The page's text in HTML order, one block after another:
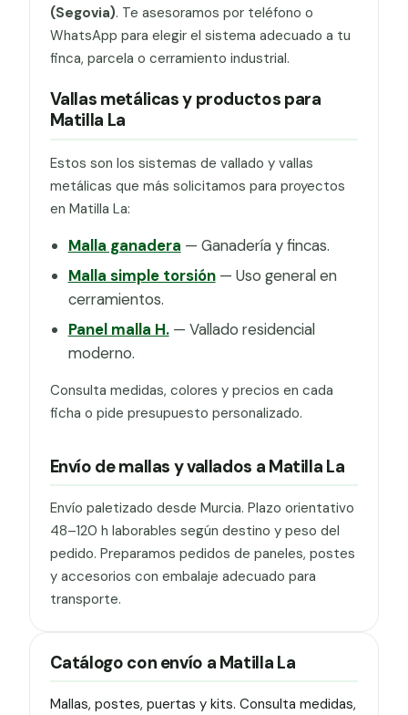
(Segovia). Te asesoramos por teléfono o
WhatsApp para elegir el sistema adecuado a tu
finca, parcela o cerramiento industrial.
Vallas metálicas y productos para
Matilla La
Estos son los sistemas de vallado y vallas
metálicas que más solicitamos para proyectos
en Matilla La:
Malla ganadera — Ganadería y fincas.
Malla simple torsión— Uso general en
cerramientos.
Panel malla H.— Vallado residencial
moderno.
Consulta medidas, colores y precios en cada
ficha o pide presupuesto personalizado.
Envío de mallas y vallados a Matilla La
Envío paletizado desde Murcia. Plazo orientativo
48–120 h laborables según destino y peso del
pedido. Preparamos pedidos de paneles, postes
y accesorios con embalaje adecuado para
transporte.
Catálogo con envío a Matilla La
Mallas, postes, puertas y kits. Consulta medidas,